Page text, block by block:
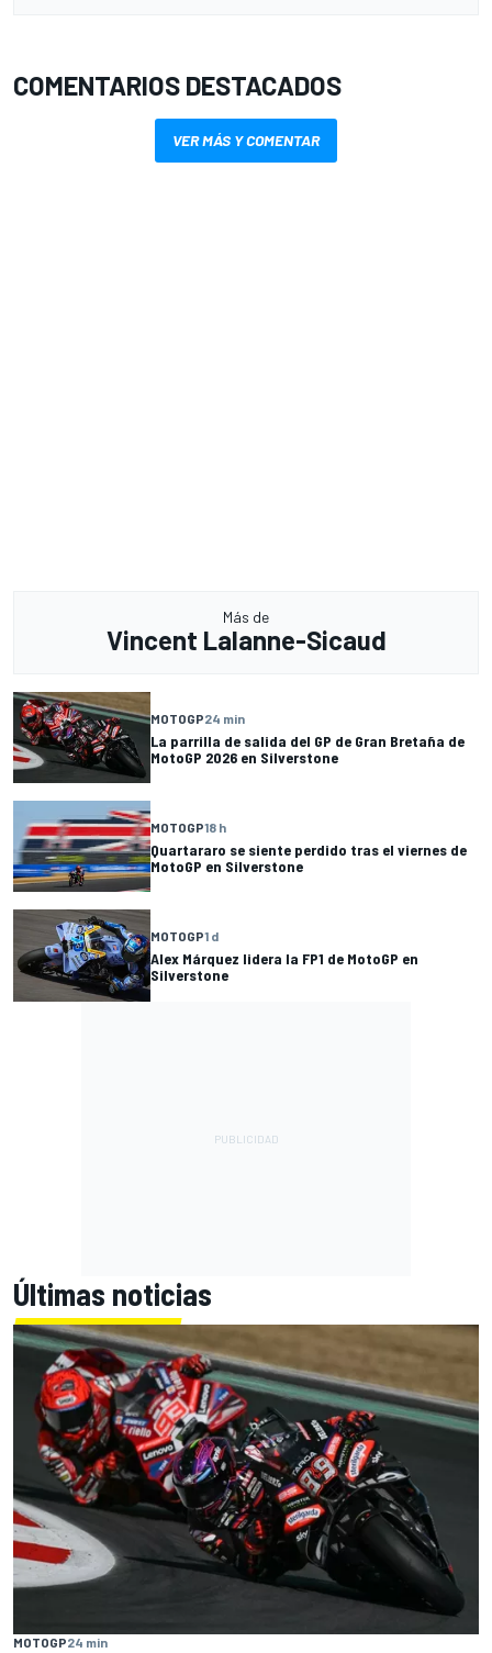
COMENTARIOS DESTACADOS
VER MÁS Y COMENTAR
Más de
Vincent Lalanne-Sicaud
MOTOGP24 min
La parrilla de salida del GP de Gran Bretaña de
MotoGP 2026 en Silverstone
MOTOGP18 h
Quartararo se siente perdido tras el viernes de
MotoGP en Silverstone
MOTOGP1 d
Alex Márquez lidera la FP1 de MotoGP en
Silverstone
Últimas noticias
MOTOGP24 min